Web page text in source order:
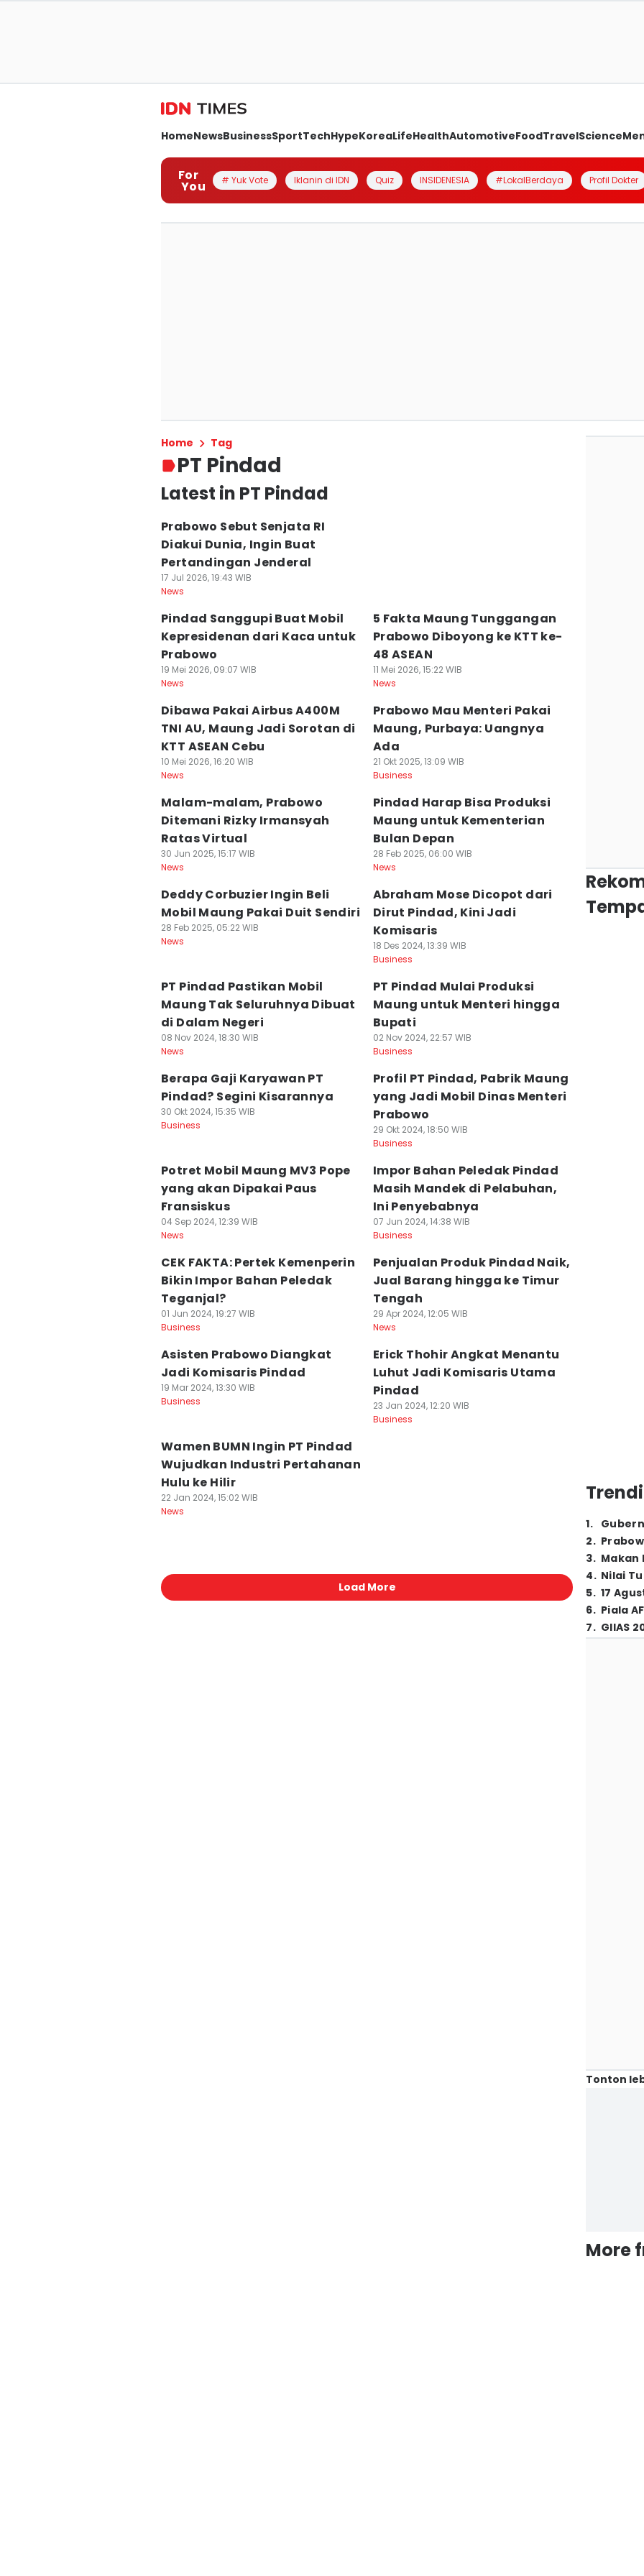
HomeNewsBusinessSportTechHypeKoreaLifeHealthAutomotiveFoodTravelScience
For
You # Yuk Vote Iklanin di IDN Quiz INSIDENESIA #LokalBerdaya Profil Dokter
Home Tag
PT Pindad
Latest in PT Pindad
Prabowo Sebut Senjata RI
Diakui Dunia, Ingin Buat
Pertandingan Jenderal
17 Jul 2026, 19:43 WIB
News
Pindad Sanggupi Buat Mobil
Kepresidenan dari Kaca untuk
Prabowo
19 Mei 2026, 09:07 WIB
News
5 Fakta Maung Tunggangan
Prabowo Diboyong ke KTT ke-
48 ASEAN
11 Mei 2026, 15:22 WIB
News
Dibawa Pakai Airbus A400M
TNI AU, Maung Jadi Sorotan di
KTT ASEAN Cebu
10 Mei 2026, 16:20 WIB
News
Prabowo Mau Menteri Pakai
Maung, Purbaya: Uangnya
Ada
21 Okt 2025, 13:09 WIB
Business
Malam-malam, Prabowo
Ditemani Rizky Irmansyah
Ratas Virtual
30 Jun 2025, 15:17 WIB
News
Pindad Harap Bisa Produksi
Maung untuk Kementerian
Bulan Depan
28 Feb 2025, 06:00 WIB
News
Deddy Corbuzier Ingin Beli
Mobil Maung Pakai Duit Sendiri
28 Feb 2025, 05:22 WIB
News
Abraham Mose Dicopot dari
Dirut Pindad, Kini Jadi
Komisaris
18 Des 2024, 13:39 WIB
Business
PT Pindad Pastikan Mobil
Maung Tak Seluruhnya Dibuat
di Dalam Negeri
08 Nov 2024, 18:30 WIB
News
PT Pindad Mulai Produksi
Maung untuk Menteri hingga
Bupati
02 Nov 2024, 22:57 WIB
Business
Berapa Gaji Karyawan PT
Pindad? Segini Kisarannya
30 Okt 2024, 15:35 WIB
Business
Profil PT Pindad, Pabrik Maung
yang Jadi Mobil Dinas Menteri
Prabowo
29 Okt 2024, 18:50 WIB
Business
Potret Mobil Maung MV3 Pope
yang akan Dipakai Paus
Fransiskus
04 Sep 2024, 12:39 WIB
News
Impor Bahan Peledak Pindad
Masih Mandek di Pelabuhan,
Ini Penyebabnya
07 Jun 2024, 14:38 WIB
Business
CEK FAKTA: Pertek Kemenperin
Bikin Impor Bahan Peledak
Teganjal?
01 Jun 2024, 19:27 WIB
Business
Penjualan Produk Pindad Naik,
Jual Barang hingga ke Timur
Tengah
29 Apr 2024, 12:05 WIB
News
Asisten Prabowo Diangkat
Jadi Komisaris Pindad
19 Mar 2024, 13:30 WIB
Business
Erick Thohir Angkat Menantu
Luhut Jadi Komisaris Utama
Pindad
23 Jan 2024, 12:20 WIB
Business
Wamen BUMN Ingin PT Pindad
Wujudkan Industri Pertahanan
Hulu ke Hilir
22 Jan 2024, 15:02 WIB
News
Load More
1.
2.
3. Makan
4. Nilai
5. 17
6. Piala
7. GIIAS
Tonton
More